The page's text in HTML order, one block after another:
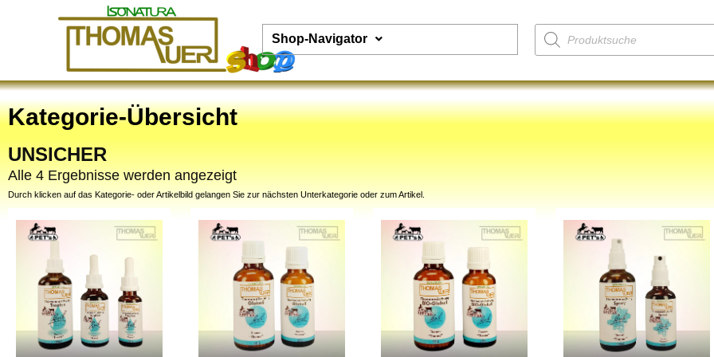
Shop-Navigator
Kategorie-Übersicht
UNSICHER
Alle 4 Ergebnisse werden angezeigt
Durch klicken auf das Kategorie- oder Artikelbild gelangen Sie zur nächsten Unterkategorie oder zum Artikel.